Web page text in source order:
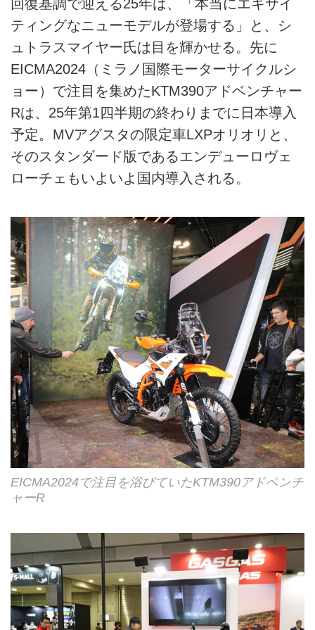
回復基調で迎える25年は、「本当にエキサイ
ティングなニューモデルが登場する」と、シ
ュトラスマイヤー氏は目を輝かせる。先に
EICMA2024（ミラノ国際モーターサイクルシ
ョー）で注目を集めたKTM390アドベンチャー
Rは、25年第1四半期の終わりまでに日本導入
予定。MVアグスタの限定車LXPオリオリと、
そのスタンダード版であるエンデューロヴェ
ローチェもいよいよ国内導入される。
EICMA2024で注目を浴びていたKTM390アドベンチ
ャーR